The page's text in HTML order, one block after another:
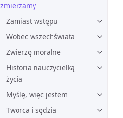
zmierzamy
Zamiast wstępu
Wobec wszechświata
Zwierzę moralne
Historia nauczycielką
życia
Myślę, więc jestem
Twórca i sędzia